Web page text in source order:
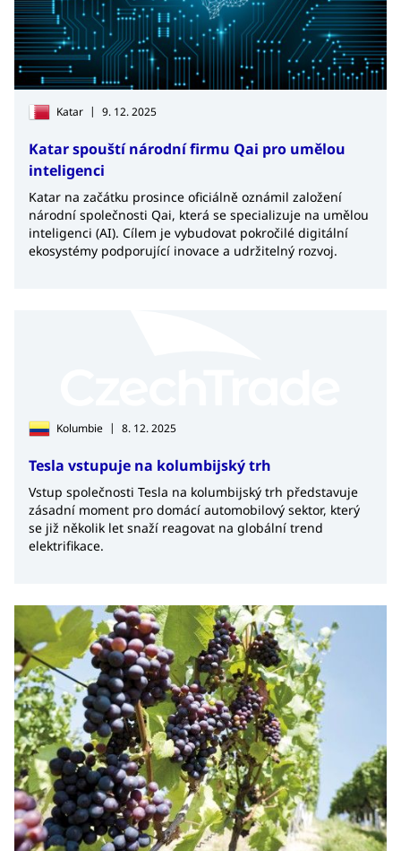
Katar | 9. 12. 2025
Katar spouští národní firmu Qai pro umělou
inteligenci
Katar na začátku prosince oficiálně oznámil založení
národní společnosti Qai, která se specializuje na umělou
inteligenci (AI). Cílem je vybudovat pokročilé digitální
ekosystémy podporující inovace a udržitelný rozvoj.
Kolumbie | 8. 12. 2025
Tesla vstupuje na kolumbijský trh
Vstup společnosti Tesla na kolumbijský trh představuje
zásadní moment pro domácí automobilový sektor, který
se již několik let snaží reagovat na globální trend
elektrifikace.